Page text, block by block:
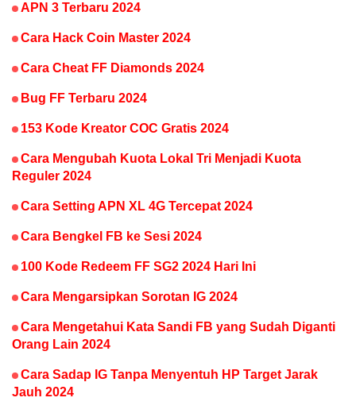
APN 3 Terbaru 2024
Cara Hack Coin Master 2024
Cara Cheat FF Diamonds 2024
Bug FF Terbaru 2024
153 Kode Kreator COC Gratis 2024
Cara Mengubah Kuota Lokal Tri Menjadi Kuota
Reguler 2024
Cara Setting APN XL 4G Tercepat 2024
Cara Bengkel FB ke Sesi 2024
100 Kode Redeem FF SG2 2024 Hari Ini
Cara Mengarsipkan Sorotan IG 2024
Cara Mengetahui Kata Sandi FB yang Sudah Diganti
Orang Lain 2024
Cara Sadap IG Tanpa Menyentuh HP Target Jarak
Jauh 2024